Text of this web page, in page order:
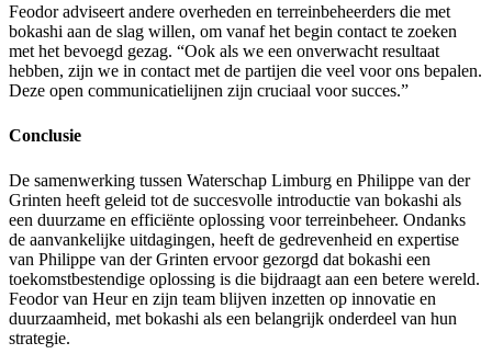
Feodor adviseert andere overheden en terreinbeheerders die met
bokashi aan de slag willen, om vanaf het begin contact te zoeken
met het bevoegd gezag. “Ook als we een onverwacht resultaat
hebben, zijn we in contact met de partijen die veel voor ons bepalen.
Deze open communicatielijnen zijn cruciaal voor succes.”
Conclusie
De samenwerking tussen Waterschap Limburg en Philippe van der
Grinten heeft geleid tot de succesvolle introductie van bokashi als
een duurzame en efficiënte oplossing voor terreinbeheer. Ondanks
de aanvankelijke uitdagingen, heeft de gedrevenheid en expertise
van Philippe van der Grinten ervoor gezorgd dat bokashi een
toekomstbestendige oplossing is die bijdraagt aan een betere wereld.
Feodor van Heur en zijn team blijven inzetten op innovatie en
duurzaamheid, met bokashi als een belangrijk onderdeel van hun
strategie.